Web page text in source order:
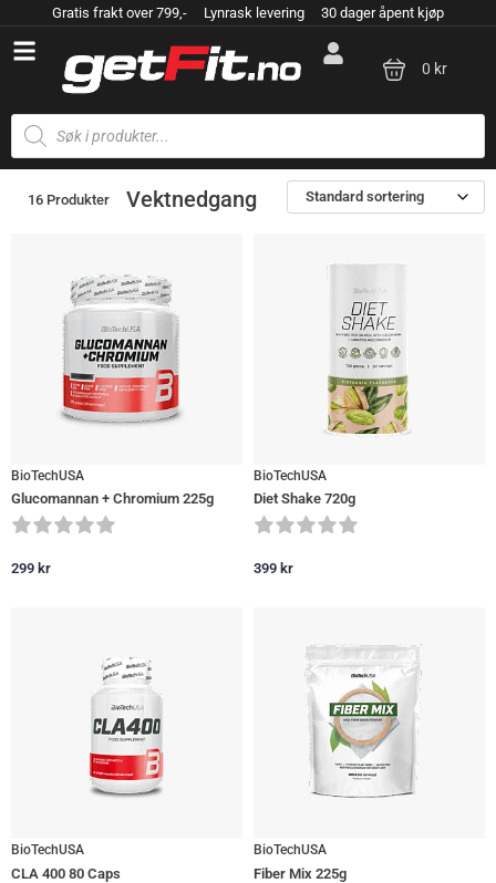
Gratis frakt over 799,- Lynrask levering 30 dager åpent kjøp
0 kr
Vektnedgang Standard sortering
16 Produkter
BioTechUSA
Glucomannan + Chromium 225g
299 kr
BioTechUSA
Diet Shake 720g
399 kr
BioTechUSA
CLA 400 80 Caps
BioTechUSA
Fiber Mix 225g